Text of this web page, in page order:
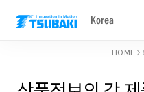
Korea
HOME >